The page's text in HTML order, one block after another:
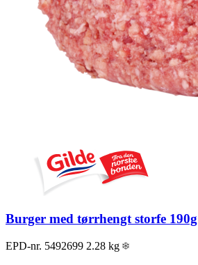
Burger med tørrhengt storfe 190g
EPD-nr. 5492699 2.28 kg